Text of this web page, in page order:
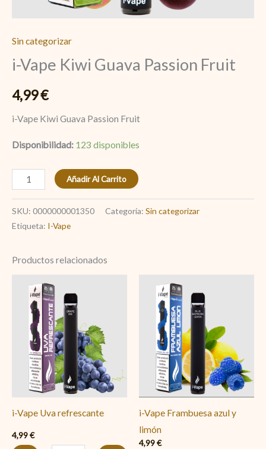
Sin categorizar
i-Vape Kiwi Guava Passion Fruit
4,99€
i-Vape Kiwi Guava Passion Fruit
Disponibilidad: 123 disponibles
Añadir Al Carrito
SKU: 0000000001350 Categoría: Sin categorizar
Etiqueta: I-Vape
Productos relacionados
i-Vape Uva refrescante
4,99€
i-
Vape
Uva
refrescante
cantidad
i-Vape Frambuesa azul y
limón
4,99€
i-
Vape
Frambuesa
azul
y
limón
cantidad